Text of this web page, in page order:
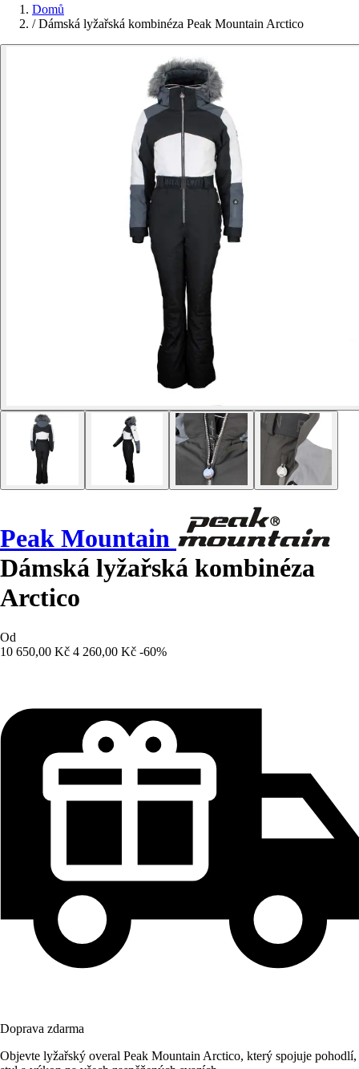
Domů
/ Dámská lyžařská kombinéza Peak Mountain Arctico
Peak Mountain
Dámská lyžařská kombinéza
Arctico
Od
10 650,00 Kč 4 260,00 Kč -60%
Doprava zdarma
Objevte lyžařský overal Peak Mountain Arctico, který spojuje pohodlí,